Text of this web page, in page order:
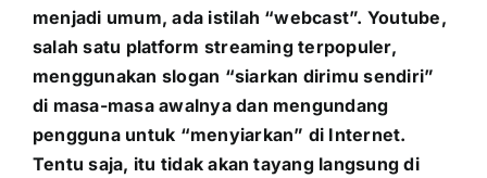
menjadi umum, ada istilah “webcast”. Youtube,
salah satu platform streaming terpopuler,
menggunakan slogan “siarkan dirimu sendiri”
di masa-masa awalnya dan mengundang
pengguna untuk “menyiarkan” di Internet.
Tentu saja, itu tidak akan tayang langsung di